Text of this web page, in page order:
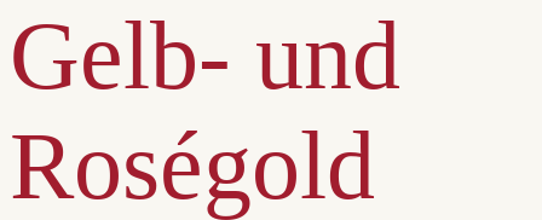
Gelb- und
Roségold